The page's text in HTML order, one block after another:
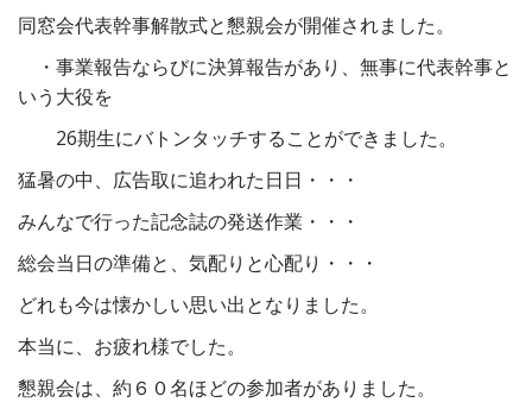
同窓会代表幹事解散式と懇親会が開催されました。
・事業報告ならびに決算報告があり、無事に代表幹事と
いう大役を
26期生にバトンタッチすることができました。
猛暑の中、広告取に追われた日日・・・
みんなで行った記念誌の発送作業・・・
総会当日の準備と、気配りと心配り・・・
どれも今は懐かしい思い出となりました。
本当に、お疲れ様でした。
懇親会は、約６０名ほどの参加者がありました。